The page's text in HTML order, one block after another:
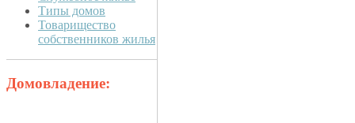
Типы домов
Товарищество
собственников жилья
Домовладение: